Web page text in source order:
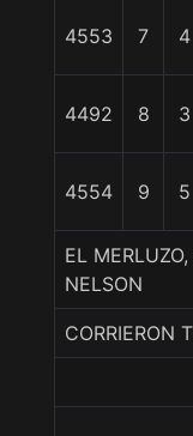
4553 7 4
4492 8 3
4554 9 5
EL
NELSON
CORRIERON